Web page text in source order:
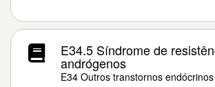
E34.5 Síndrome de
andrógenos
E34 Outros transtornos endócrinos